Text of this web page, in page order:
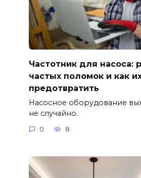
Частотник для насоса:
частых поломок и как
предотвратить
Насосное оборудование
не случайно.
0 8